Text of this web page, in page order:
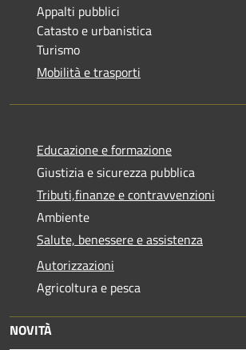
Appalti pubblici
Catasto e urbanistica
Turismo
Mobilità e trasporti
Educazione e formazione
Giustizia e sicurezza pubblica
Tributi,finanze e contravvenzioni
Ambiente
Salute, benessere e assistenza
Autorizzazioni
Agricoltura e pesca
NOVITÀ